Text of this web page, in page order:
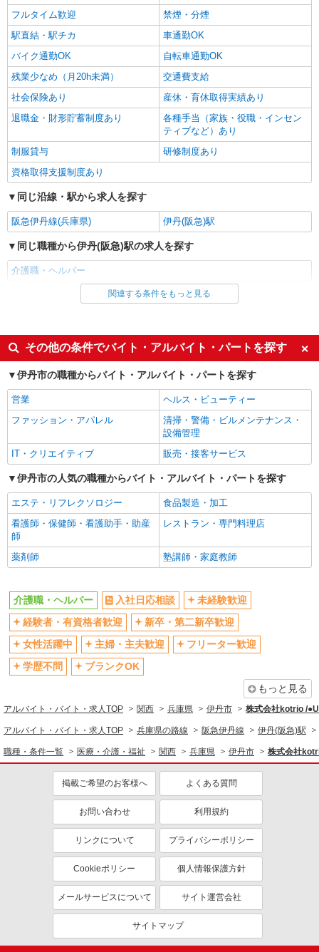
いOK★履歴書不要
時給1550円〜2187円 ＜日払い有/週払い有/交
通費全支給(ガソリン代含む)＞
詳細を見る
フルタイム歓迎
禁煙・分煙
駅直結・駅チカ
車通勤OK
バイク通勤OK
自転車通勤OK
残業少なめ（月20h未満）
交通費支給
社会保険あり
産休・育休取得実績あり
退職金・財形貯蓄制度あり
各種手当（家族・役職・インセン
ティブなど）あり
制服貸与
研修制度あり
資格取得支援制度あり
同じ沿線・駅から求人を探す
阪急伊丹線(兵庫県) 伊丹(阪急)駅
同じ職種から伊丹(阪急)駅の求人を探す
介護職・ヘルパー
同じ雇用形態から伊丹(阪急)駅の求人を探す
同じ特徴から伊丹(阪急)駅の求人を探す
入社日応相談
未経験歓迎
経験者・有資格者歓迎
新卒・第二新卒歓迎
女性活躍中
主婦・主夫歓迎
学歴不問
ブランクOK
ミドル（40代～）活躍中
エルダー（50代～）活躍中
シニア（60代～）活躍中
高収入・高額
ボーナス・賞与あり
昇給あり
完全週休2日制
フルタイム歓迎
駅直結・駅チカ
車通勤OK
残業少なめ（月20h未満）
交通費支給
社会保険あり
産休・育休取得実績あり
退職金・財形貯蓄制度あり
各種手当（家族・役職・インセン
ティブなど）あり
制服貸与
同じ職種から求人を探す
介護職・ヘルパー
同じ特徴から求人を探す
ミドル（40代～）活躍中
ボーナス・賞与あり
交通費支給
社会保険あり
産休・育休取得実績あり
関連する条件をもっと見る
その他の条件でバイト・アルバイト・パートを探す
伊丹市の職種からバイト・アルバイト・パートを探す
営業
ヘルス・ビューティー
ファッション・アパレル
清掃・警備・ビルメンテナンス・
設備管理
IT・クリエイティブ
販売・接客サービス
伊丹市の人気の職種からバイト・アルバイト・パートを探す
エステ・リフレクソロジー
食品製造・加工
看護師・保健師・看護助手・助産
師
レストラン・専門料理店
薬剤師 塾講師・家庭教師
介護職・ヘルパー 入社日応相談
未経験歓迎
経験者・有資格者歓迎
新卒・第二新卒歓迎
女性活躍中
主婦・主夫歓迎
フリーター歓迎
学歴不問
ブランクOK
もっと見る
アルバイト・バイト・求人TOP 関西 兵庫県 伊丹市 株式会社kotrio /
アルバイト・バイト・求人TOP 兵庫県の路線 阪急伊丹線 伊丹(阪急)駅
職種・条件一覧 医療・介護・福祉 関西 兵庫県 伊丹市 株式会社
掲載ご希望のお客様へ よくある質問
お問い合わせ 利用規約
リンクについて プライバシーポリシー
Cookieポリシー 個人情報保護方針
メールサービスについて サイト運営会社
サイトマップ